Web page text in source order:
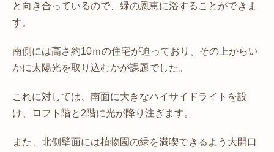
と向き合っているので、緑の恩恵に浴することができま
す。
南側には高さ約10ｍの住宅が迫っており、その上からい
かに太陽光を取り込むかが課題でした。
これに対しては、南面に大きなハイサイドライトを設
け、ロフト階と2階に光が降り注ぎます。
また、北側壁面には植物園の緑を満喫できるよう大開口